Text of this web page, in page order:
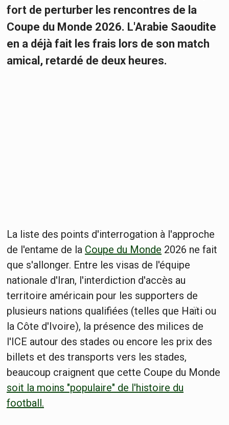
fort de perturber les rencontres de la
Coupe du Monde 2026. L'Arabie Saoudite
en a déjà fait les frais lors de son match
amical, retardé de deux heures.
La liste des points d'interrogation à l'approche
de l'entame de la Coupe du Monde 2026 ne fait
que s'allonger. Entre les visas de l'équipe
nationale d'Iran, l'interdiction d'accès au
territoire américain pour les supporters de
plusieurs nations qualifiées (telles que Haïti ou
la Côte d'Ivoire), la présence des milices de
l'ICE autour des stades ou encore les prix des
billets et des transports vers les stades,
beaucoup craignent que cette Coupe du Monde
soit la moins "populaire" de l'histoire du
football.